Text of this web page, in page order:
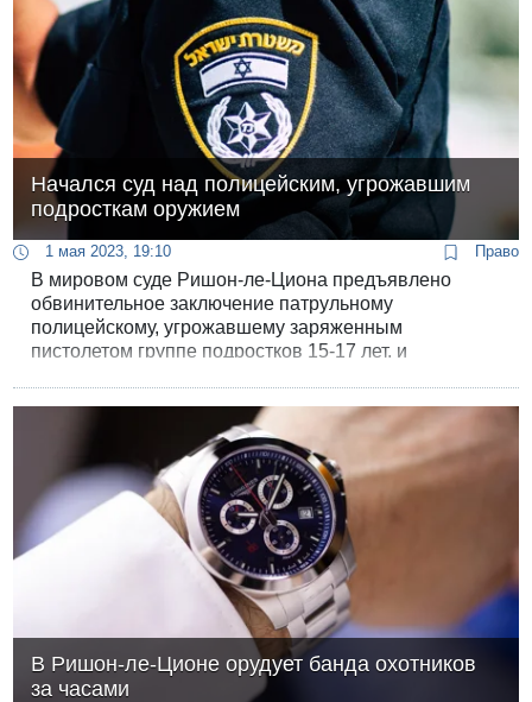
Начался суд над полицейским, угрожавшим
подросткам оружием
1 мая 2023, 19:10 Право
В мировом суде Ришон-ле-Циона предъявлено
обвинительное заключение патрульному
полицейскому, угрожавшему заряженным
пистолетом группе подростков 15-17 лет, и
В Ришон-ле-Ционе орудует банда охотников
за часами